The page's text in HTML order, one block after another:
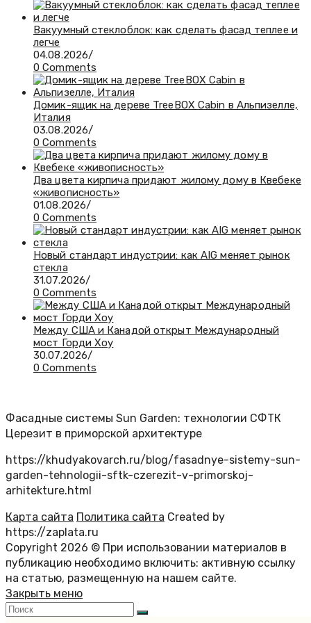
Вакуумный стеклоблок: как сделать фасад теплее и
легче
04.08.2026/
0 Comments
Домик-ящик на дереве TreeBOX Cabin в Альпизелле,
Италия
03.08.2026/
0 Comments
Два цвета кирпича придают жилому дому в Квебеке
«живописность»
01.08.2026/
0 Comments
Новый стандарт индустрии: как AIG меняет рынок
стекла
31.07.2026/
0 Comments
Между США и Канадой открыт Международный
мост Горди Хоу
30.07.2026/
0 Comments
Фасадные системы Sun Garden: технологии СФТК
Церезит в приморской архитектуре
https://khudyakovarch.ru/blog/fasadnye-sistemy-sun-
garden-tehnologii-sftk-czerezit-v-primorskoj-
arhitekture.html
Карта сайта Политика сайта Created by
https://zaplata.ru
Copyright 2026 © При использовании материалов в
публикацию необходимо включить: активную ссылку
на статью, размещенную на нашем сайте.
Закрыть меню